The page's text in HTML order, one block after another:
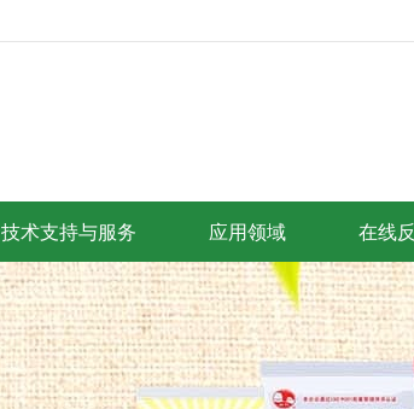
技术支持与服务 应用领域 在线